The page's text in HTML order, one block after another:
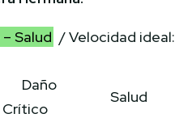
Salud / Velocidad ideal:
Daño
Crítico
Salud